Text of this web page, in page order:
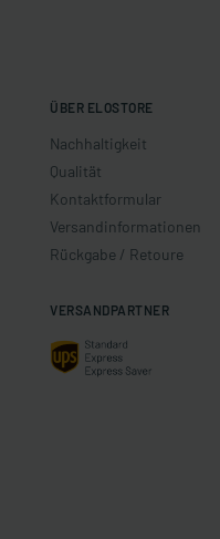
ÜBER ELOSTORE
Nachhaltigkeit
Qualität
Kontaktformular
Versandinformationen
Rückgabe / Retoure
VERSANDPARTNER